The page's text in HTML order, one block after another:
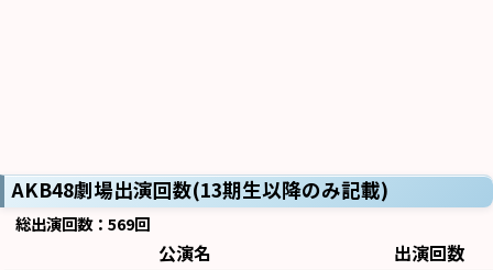
AKB48劇場出演回数(13期生以降のみ記載)
総出演回数：569回
公演名
出演回数